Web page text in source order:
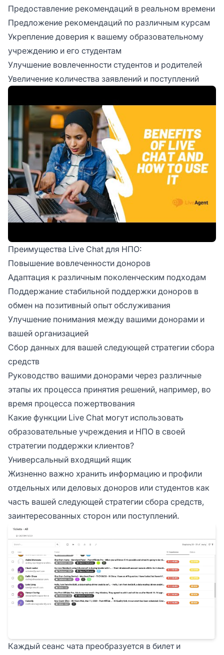
Предоставление рекомендаций в реальном времени
Предложение рекомендаций по различным курсам
Укрепление доверия к вашему образовательному
учреждению и его студентам
Улучшение вовлеченности студентов и родителей
Увеличение количества заявлений и поступлений
Преимущества Live Chat для НПО:
Повышение вовлеченности доноров
Адаптация к различным поколенческим подходам
Поддержание стабильной поддержки доноров в
обмен на позитивный опыт обслуживания
Улучшение понимания между вашими донорами и
вашей организацией
Сбор данных для вашей следующей стратегии сбора
средств
Руководство вашими донорами через различные
этапы их процесса принятия решений, например, во
время процесса пожертвования
Какие функции Live Chat могут использовать
образовательные учреждения и НПО в своей
стратегии поддержки клиентов?
Универсальный входящий ящик
Жизненно важно хранить информацию и профили
отдельных или деловых доноров или студентов как
часть вашей следующей стратегии сбора средств,
заинтересованных сторон или поступлений.
Каждый сеанс чата преобразуется в билет и